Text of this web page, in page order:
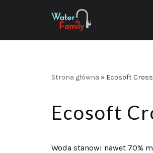
do
Strona główna » Ecosoft
Ecosoft
Woda stanowi nawet 70%